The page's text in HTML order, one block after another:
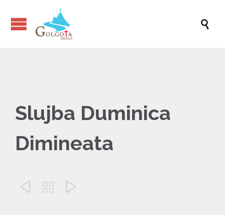

Slujba Duminica
Dimineata
  